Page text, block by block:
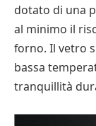
dotato di una
al minimo il
forno. Il vetro
bassa
tranquillità